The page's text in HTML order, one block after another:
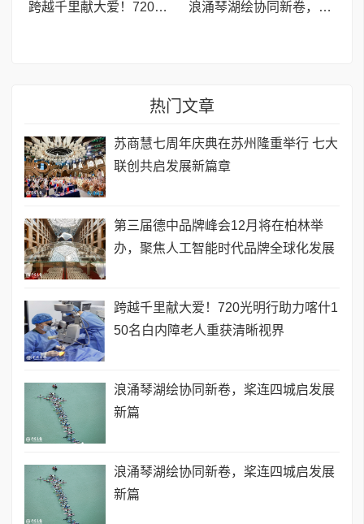
跨越千里献大爱！720光明行助力喀什150名白内障老人重获清晰视界 浪涌琴湖绘协同新卷，桨连四城启发展新篇
热门文章
苏商慧七周年庆典在苏州隆重举行 七大
联创共启发展新篇章
第三届德中品牌峰会12月将在柏林举
办，聚焦人工智能时代品牌全球化发展
跨越千里献大爱！720光明行助力喀什1
50名白内障老人重获清晰视界
浪涌琴湖绘协同新卷，桨连四城启发展
新篇
浪涌琴湖绘协同新卷，桨连四城启发展
新篇